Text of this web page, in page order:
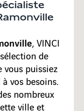
, VINCI
de
vous puissiez
vos besoins.
nombreux
ville et